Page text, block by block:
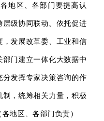
地区、各部门要提高认
级协同联动。依托促进
，发展改革委、工业和信
门建立一体化大数据中
发挥专家决策咨询的作
，统筹相关力量，积极
地区、各部门负责）